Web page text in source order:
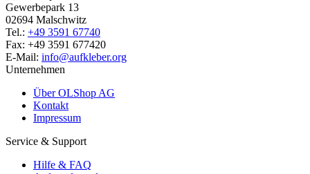
Gewerbepark 13
02694 Malschwitz
Tel.: +49 3591 67740
Fax: +49 3591 677420
E-Mail: info@aufkleber.org
Unternehmen
Über OLShop AG
Kontakt
Impressum
Service & Support
Hilfe & FAQ